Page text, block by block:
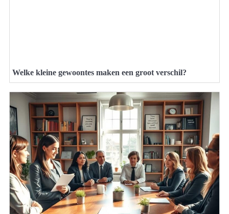
Welke kleine gewoontes maken een groot verschil?